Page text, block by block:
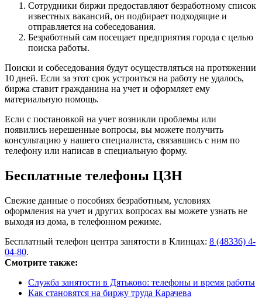
Сотрудники биржи предоставляют безработному список
известных вакансий, он подбирает подходящие и
отправляется на собеседования.
Безработный сам посещает предприятия города с целью
поиска работы.
Поиски и собеседования будут осуществляться на протяжении
10 дней. Если за этот срок устроиться на работу не удалось,
биржа ставит гражданина на учет и оформляет ему
материальную помощь.
Если с постановкой на учет возникли проблемы или
появились нерешенные вопросы, вы можете получить
консультацию у нашего специалиста, связавшись с ним по
телефону или написав в специальную форму.
Бесплатные телефоны ЦЗН
Свежие данные о пособиях безработным, условиях
оформления на учет и других вопросах вы можете узнать не
выходя из дома, в телефонном режиме.
Бесплатный телефон центра занятости в Клинцах: 8 (48336) 4-
04-80.
Смотрите также:
Служба занятости в Дятьково: телефоны и время работы
Как становятся на биржу труда Карачева